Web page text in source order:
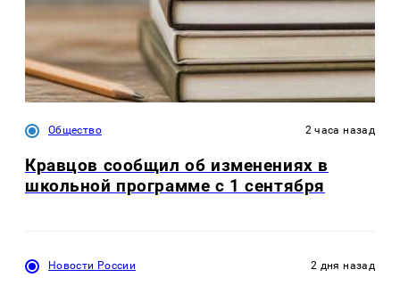
Общество 2 часа назад
Кравцов сообщил об изменениях в
школьной программе с 1 сентября
Новости России 2 дня назад